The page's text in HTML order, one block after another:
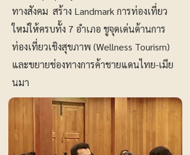
ทางสังคม สร้าง Landmark การท่องเที่ยว
ใหม่ให้ครบทั้ง 7 อำเภอ ชูจุดเด่นด้านการ
ท่องเที่ยวเชิงสุขภาพ (Wellness Tourism)
และขยายช่องทางการค้าชายแดนไทย-เมีย
นมา